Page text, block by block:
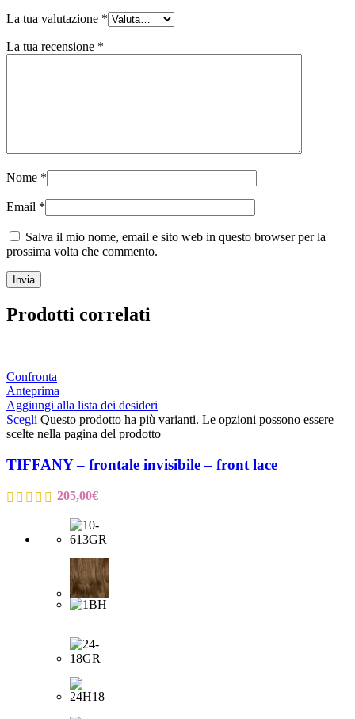
La tua valutazione *
La tua recensione *
Nome *
Email *
Salva il mio nome, email e sito web in questo browser per la
prossima volta che commento.
Prodotti correlati
Confronta
Anteprima
Aggiungi alla lista dei desideri
Scegli Questo prodotto ha più varianti. Le opzioni possono essere
scelte nella pagina del prodotto
TIFFANY – frontale invisibile – front lace
205,00€